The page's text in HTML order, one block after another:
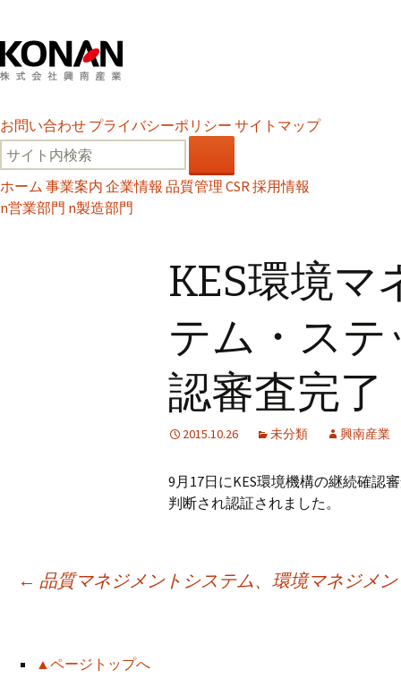
お問い合わせ プライバシーポリシー サイトマップ
ホーム 事業案内 企業情報 品質管理 CSR採用情報
n営業部門 n製造部門
KES環境マ
テム・ス
認審査完了
2015.10.26 未分類 興南産業
9月17日にKES環境機構の継続確認
判断され認証されました。
投
稿
← 品質マネジメントシステム、環境マネジメ
▲ページトップへ